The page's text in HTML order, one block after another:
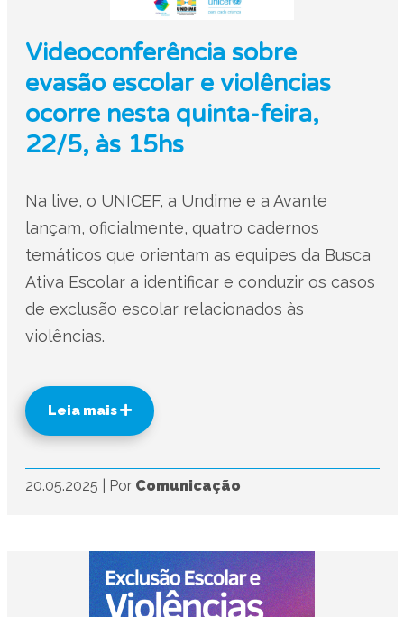
Videoconferência sobre
evasão escolar e violências
ocorre nesta quinta-feira,
22/5, às 15hs
Na live, o UNICEF, a Undime e a Avante
lançam, oficialmente, quatro cadernos
temáticos que orientam as equipes da Busca
Ativa Escolar a identificar e conduzir os casos
de exclusão escolar relacionados às
violências.
Leia mais
20.05.2025 Por Comunicação